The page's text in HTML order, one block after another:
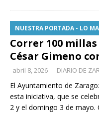
NUESTRA PORTADA - LO
Correr 100
César Gimeno
abril 8, 2026 DIARIO DE
El Ayuntamiento de
esta iniciativa, que se
2 y el domingo 3 de mayo.